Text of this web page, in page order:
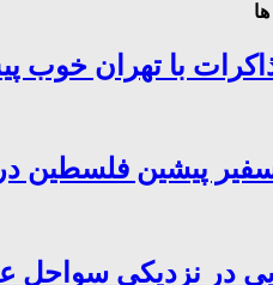
با تهران خوب
پیشین فلسطین در
در نزدیکی سواحل